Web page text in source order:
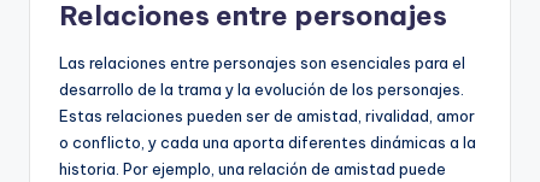
Relaciones entre personajes
Las relaciones entre personajes son esenciales para el
desarrollo de la trama y la evolución de los personajes.
Estas relaciones pueden ser de amistad, rivalidad, amor
o conflicto, y cada una aporta diferentes dinámicas a la
historia. Por ejemplo, una relación de amistad puede